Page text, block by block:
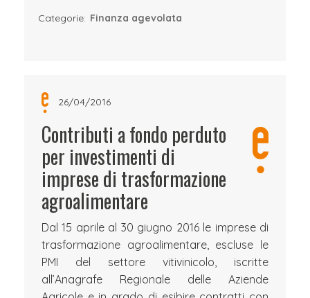
Categorie: Finanza agevolata
26/04/2016
Contributi a fondo perduto
per investimenti di
imprese di trasformazione
agroalimentare
Dal 15 aprile al 30 giugno 2016 le imprese di
trasformazione agroalimentare, escluse le
PMI del settore vitivinicolo, iscritte
all’Anagrafe Regionale delle Aziende